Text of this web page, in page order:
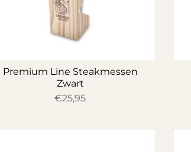
Premium Line Steakmessen
Zwart
€25,95